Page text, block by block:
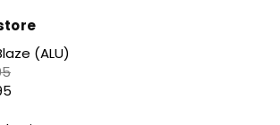
(ALU)